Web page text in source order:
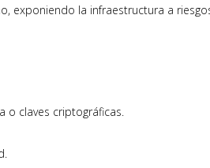
exponiendo la infraestructura a
o claves criptográficas.